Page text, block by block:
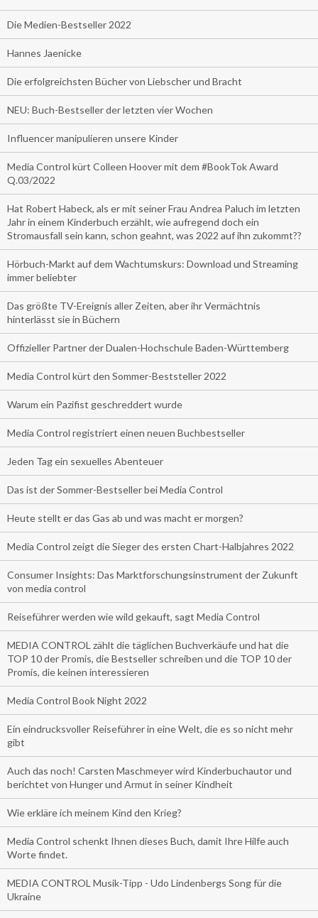
Die Medien-Bestseller 2022
Hannes Jaenicke
Die erfolgreichsten Bücher von Liebscher und Bracht
NEU: Buch-Bestseller der letzten vier Wochen
Influencer manipulieren unsere Kinder
Media Control kürt Colleen Hoover mit dem #BookTok Award
Q.03/2022
Hat Robert Habeck, als er mit seiner Frau Andrea Paluch im letzten
Jahr in einem Kinderbuch erzählt, wie aufregend doch ein
Stromausfall sein kann, schon geahnt, was 2022 auf ihn zukommt??
Hörbuch-Markt auf dem Wachtumskurs: Download und Streaming
immer beliebter
Das größte TV-Ereignis aller Zeiten, aber ihr Vermächtnis
hinterlässt sie in Büchern
Offizieller Partner der Dualen-Hochschule Baden-Württemberg
Media Control kürt den Sommer-Beststeller 2022
Warum ein Pazifist geschreddert wurde
Media Control registriert einen neuen Buchbestseller
Jeden Tag ein sexuelles Abenteuer
Das ist der Sommer-Bestseller bei Media Control
Heute stellt er das Gas ab und was macht er morgen?
Media Control zeigt die Sieger des ersten Chart-Halbjahres 2022
Consumer Insights: Das Marktforschungsinstrument der Zukunft
von media control
Reiseführer werden wie wild gekauft, sagt Media Control
MEDIA CONTROL zählt die täglichen Buchverkäufe und hat die
TOP 10 der Promis, die Bestseller schreiben und die TOP 10 der
Promis, die keinen interessieren
Media Control Book Night 2022
Ein eindrucksvoller Reiseführer in eine Welt, die es so nicht mehr
gibt
Auch das noch! Carsten Maschmeyer wird Kinderbuchautor und
berichtet von Hunger und Armut in seiner Kindheit
Wie erkläre ich meinem Kind den Krieg?
Media Control schenkt Ihnen dieses Buch, damit Ihre Hilfe auch
Worte findet.
MEDIA CONTROL Musik-Tipp - Udo Lindenbergs Song für die
Ukraine